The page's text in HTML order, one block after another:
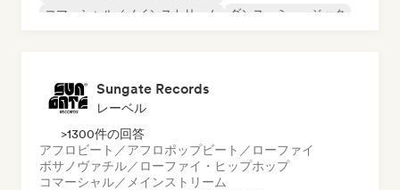
コマーシャル／メインストリーム
ダンス・ミュージック
Sungate Records
レーベル
>1300件の回答
アフロビート／アフロポップビート／ローファイ
ボサノヴァチル／ローファイ・ヒップホップ
コマーシャル／メインストリーム